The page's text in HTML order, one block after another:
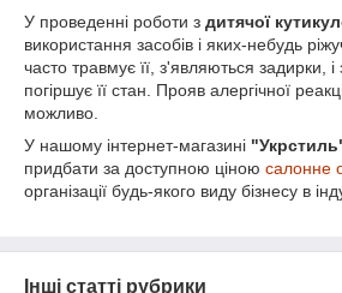
У проведенні роботи з дитячої
використання засобів і яких-небудь
часто травмує її, з'являються задирки,
погіршує її стан. Прояв алергічної
можливо.
У нашому інтернет-магазині
придбати за доступною ціною салонне
організації будь-якого виду бізнесу в
Інші статті рубрики